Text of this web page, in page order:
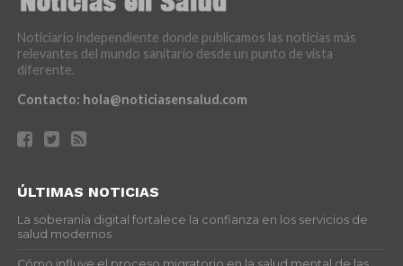
Noticiario independiente donde publicamos las noticias más
relevantes del mundo sanitario desde un punto de vista
diferente.
Contacto: hola@noticiasensalud.com
ÚLTIMAS NOTICIAS
La soberanía digital fortalece la confianza en los servicios de
salud modernos